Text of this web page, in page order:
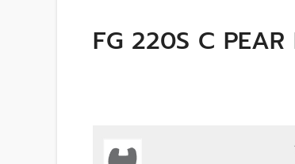
FG 220S C